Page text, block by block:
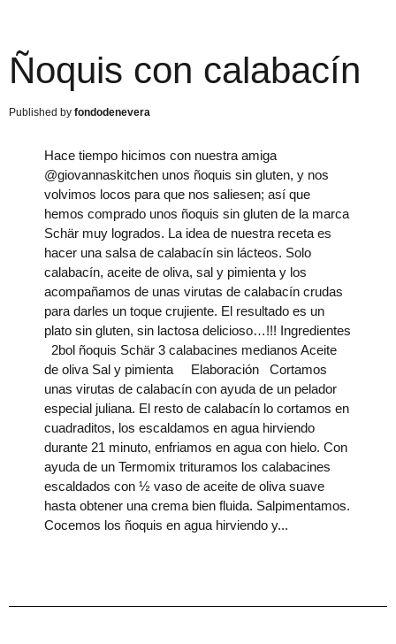
Ñoquis con calabacín
fondodenevera
Hace tiempo hicimos con nuestra amiga
@giovannaskitchen unos ñoquis sin gluten, y nos
volvimos locos para que nos saliesen; así que
hemos comprado unos ñoquis sin gluten de la marca
Schär muy logrados. La idea de nuestra receta es
hacer una salsa de calabacín sin lácteos. Solo
calabacín, aceite de oliva, sal y pimienta y los
acompañamos de unas virutas de calabacín crudas
para darles un toque crujiente. El resultado es un
plato sin gluten, sin lactosa delicioso…!!! Ingredientes
2bol ñoquis Schär 3 calabacines medianos Aceite
de oliva Sal y pimienta Elaboración Cortamos
unas virutas de calabacín con ayuda de un pelador
especial juliana. El resto de calabacín lo cortamos en
cuadraditos, los escaldamos en agua hirviendo
durante 21 minuto, enfriamos en agua con hielo. Con
ayuda de un Termomix trituramos los calabacines
escaldados con ½ vaso de aceite de oliva suave
hasta obtener una crema bien fluida. Salpimentamos.
Cocemos los ñoquis en agua hirviendo y